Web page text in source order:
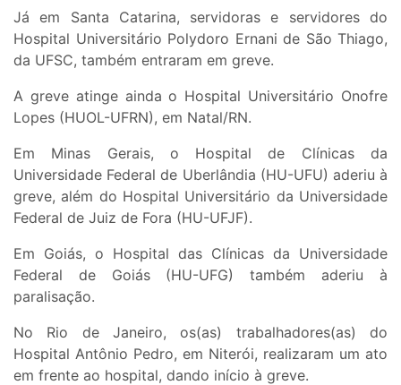
Já em Santa Catarina, servidoras e servidores do
Hospital Universitário Polydoro Ernani de São Thiago,
da UFSC, também entraram em greve.
A greve atinge ainda o Hospital Universitário Onofre
Lopes (HUOL-UFRN), em Natal/RN.
Em Minas Gerais, o Hospital de Clínicas da
Universidade Federal de Uberlândia (HU-UFU) aderiu à
greve, além do Hospital Universitário da Universidade
Federal de Juiz de Fora (HU-UFJF).
Em Goiás, o Hospital das Clínicas da Universidade
Federal de Goiás (HU-UFG) também aderiu à
paralisação.
No Rio de Janeiro, os(as) trabalhadores(as) do
Hospital Antônio Pedro, em Niterói, realizaram um ato
em frente ao hospital, dando início à greve.